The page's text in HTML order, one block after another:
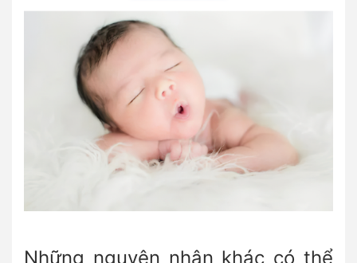
Những nguyên nhân khác có thể